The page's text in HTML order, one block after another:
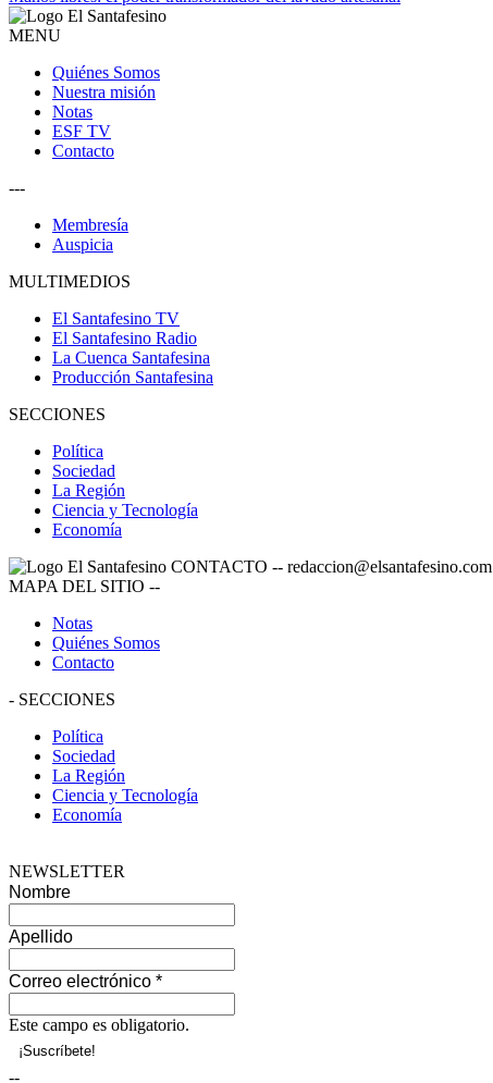
MENU
Quiénes Somos
Nuestra misión
Notas
ESF TV
Contacto
---
Membresía
Auspicia
MULTIMEDIOS
El Santafesino TV
El Santafesino Radio
La Cuenca Santafesina
Producción Santafesina
SECCIONES
Política
Sociedad
La Región
Ciencia y Tecnología
Economía
CONTACTO -- redaccion@elsantafesino.com
MAPA DEL SITIO --
Notas
Quiénes Somos
Contacto
- SECCIONES
Política
Sociedad
La Región
Ciencia y Tecnología
Economía
NEWSLETTER
Nombre
Apellido
Correo electrónico *
Este campo es obligatorio.
--